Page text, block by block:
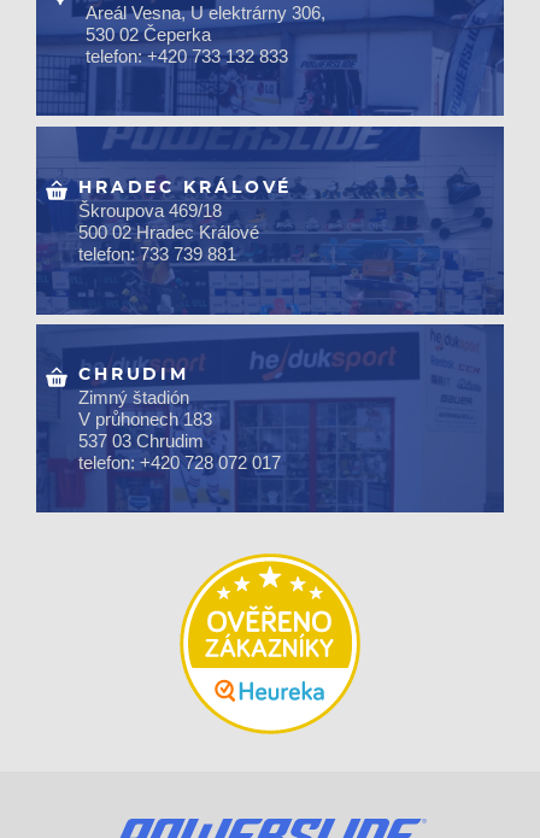
Areál Vesna, U elektrárny 306,
530 02 Čeperka
telefon: +420 733 132 833
HRADEC KRÁLOVÉ
Škroupova 469/18
500 02 Hradec Králové
telefon: 733 739 881
CHRUDIM
Zimný štadión
V průhonech 183
537 03 Chrudim
telefon: +420 728 072 017